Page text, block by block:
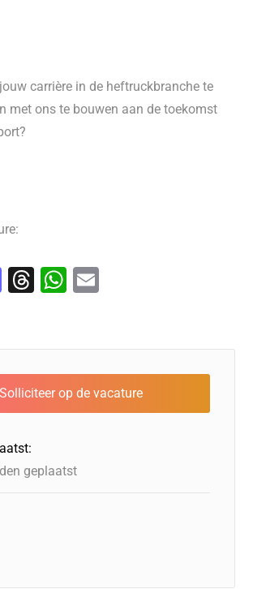
carrière in de heftruckbranche te
met ons te bouwen aan de toekomst
M
o
d
o
n
T
a
d
s
W
s
A
p
l
geplaatst